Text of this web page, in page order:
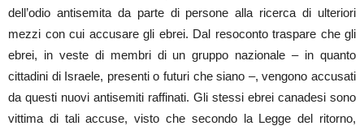
dell’odio antisemita da parte di persone alla ricerca di ulteriori
mezzi con cui accusare gli ebrei. Dal resoconto traspare che gli
ebrei, in veste di membri di un gruppo nazionale – in quanto
cittadini di Israele, presenti o futuri che siano –, vengono accusati
da questi nuovi antisemiti raffinati. Gli stessi ebrei canadesi sono
vittima di tali accuse, visto che secondo la Legge del ritorno,